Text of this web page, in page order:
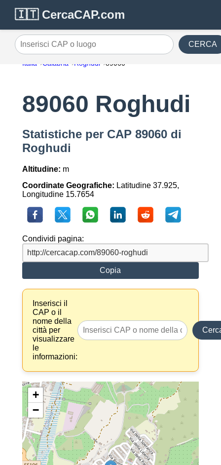
🇮🇹 CercaCAP.com
Inserisci CAP o luogo CERCA
Italia Calabria Roghudi 89060
89060 Roghudi
Statistiche per CAP 89060 di
Roghudi
Altitudine: m
Coordinate Geografiche: Latitudine 37.925,
Longitudine 15.7654
Condividi pagina:
Copia
Inserisci il
CAP o il
nome della
città per
visualizzare
le
informazioni:
+
−